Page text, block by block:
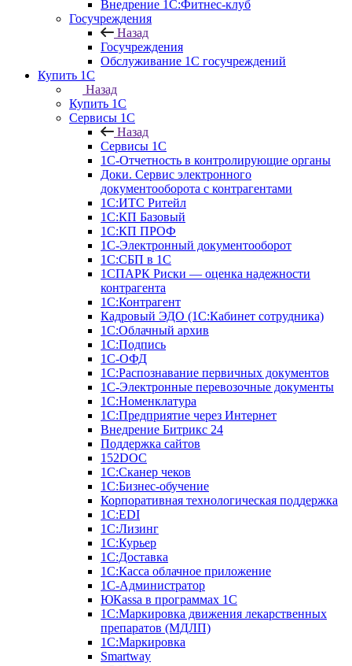
Внедрение 1С:Фитнес-клуб
Госучреждения
Назад
Госучреждения
Обслуживание 1С госучреждений
Купить 1С
Назад
Купить 1С
Сервисы 1С
Назад
Сервисы 1С
1С-Отчетность в контролирующие органы
Доки. Сервис электронного
документооборота с контрагентами
1С:ИТС Ритейл
1С:КП Базовый
1С:КП ПРОФ
1С-Электронный документооборот
1С:СБП в 1С
1СПАРК Риски — оценка надежности
контрагента
1С:Контрагент
Кадровый ЭДО (1С:Кабинет сотрудника)
1С:Облачный архив
1С:Подпись
1С-ОФД
1С:Распознавание первичных документов
1С-Электронные перевозочные документы
1С:Номенклатура
1С:Предприятие через Интернет
Внедрение Битрикс 24
Поддержка сайтов
152DOC
1С:Сканер чеков
1С:Бизнес-обучение
Корпоративная технологическая поддержка
1С:ЕDI
1С:Лизинг
1С:Курьер
1С:Доставка
1С:Касса облачное приложение
1С-Администратор
ЮКаssа в программах 1С
1С:Маркировка движения лекарственных
препаратов (МДЛП)
1С:Маркировка
Smartway